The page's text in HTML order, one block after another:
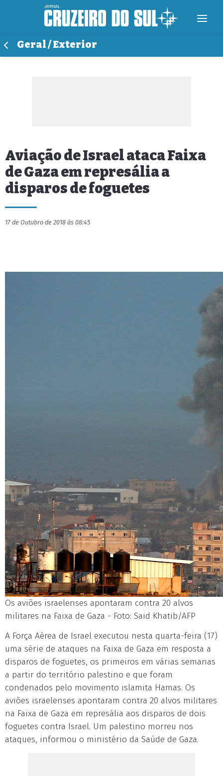
Geral / Exterior
Aviação de Israel ataca Faixa
de Gaza em represália a
disparos de foguetes
17 de Outubro de 2018 às 08:45
Os aviões israelenses apontaram contra 20 alvos
militares na Faixa de Gaza - Foto: Said Khatib/AFP
A Força Aérea de Israel executou nesta quarta-feira (17)
uma série de ataques na Faixa de Gaza em resposta a
disparos de foguetes, os primeiros em várias semanas
a partir do território palestino e que foram
condenados pelo movimento islamita Hamas. Os
aviões israelenses apontaram contra 20 alvos militares
na Faixa de Gaza em represália aos disparos de dois
foguetes contra Israel. Um palestino morreu nos
ataques, informou o ministério da Saúde de Gaza.